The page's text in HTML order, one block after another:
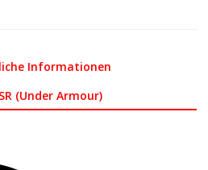
Informationen
(Under Armour)